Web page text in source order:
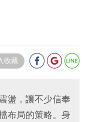
收藏
盪，讓不少信奉
布局的策略。身